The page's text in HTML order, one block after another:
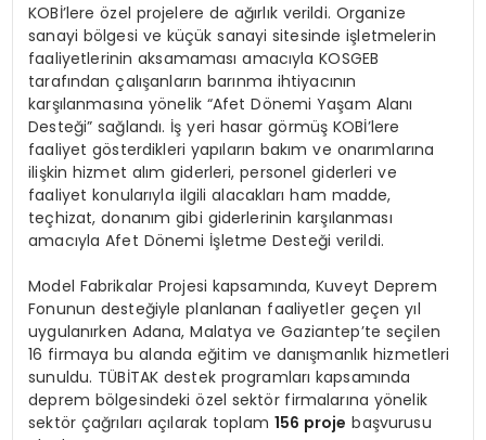
KOBİ’lere özel projelere de ağırlık verildi. Organize
sanayi bölgesi ve küçük sanayi sitesinde işletmelerin
faaliyetlerinin aksamaması amacıyla KOSGEB
tarafından çalışanların barınma ihtiyacının
karşılanmasına yönelik “Afet Dönemi Yaşam Alanı
Desteği” sağlandı. İş yeri hasar görmüş KOBİ’lere
faaliyet gösterdikleri yapıların bakım ve onarımlarına
ilişkin hizmet alım giderleri, personel giderleri ve
faaliyet konularıyla ilgili alacakları ham madde,
teçhizat, donanım gibi giderlerinin karşılanması
amacıyla Afet Dönemi İşletme Desteği verildi.
Model Fabrikalar Projesi kapsamında, Kuveyt Deprem
Fonunun desteğiyle planlanan faaliyetler geçen yıl
uygulanırken Adana, Malatya ve Gaziantep’te seçilen
16 firmaya bu alanda eğitim ve danışmanlık hizmetleri
sunuldu. TÜBİTAK destek programları kapsamında
deprem bölgesindeki özel sektör firmalarına yönelik
sektör çağrıları açılarak toplam 156 proje başvurusu